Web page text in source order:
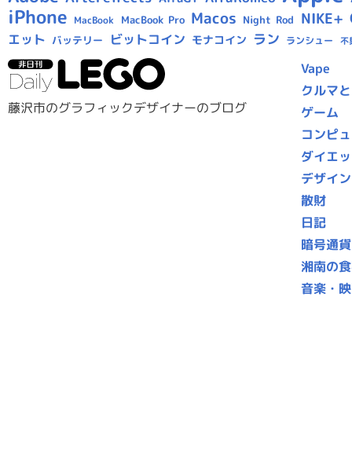
iPhone MacBook MacBook Pro Macos Night Rod NIKE+
エット バッテリー ビットコイン モナコイン ラン ランシュー 不
藤沢市のグラフィックデザイナーのブログ
Vape
クルマ
ゲーム
コンピ
ダイエ
デザイ
散財
日記
暗号通
湘南の
音楽・